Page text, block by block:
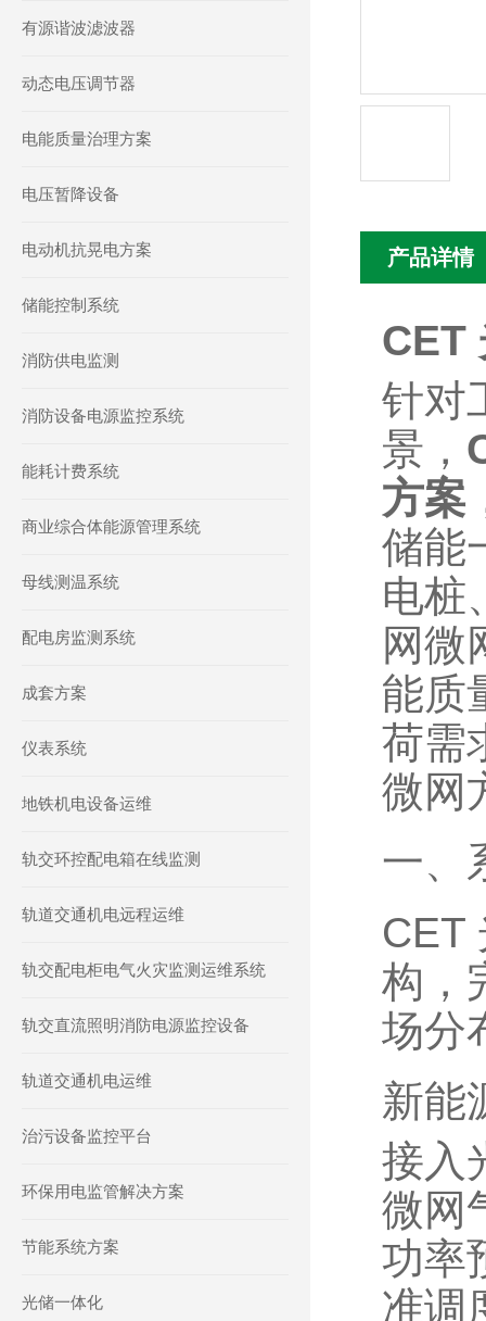
有源谐波滤波器
动态电压调节器
电能质量治理方案
电压暂降设备
电动机抗晃电方案
储能控制系统
消防供电监测
消防设备电源监控系统
能耗计费系统
商业综合体能源管理系统
母线测温系统
配电房监测系统
成套方案
仪表系统
地铁机电设备运维
轨交环控配电箱在线监测
轨道交通机电远程运维
轨交配电柜电气火灾监测运维系统
轨交直流照明消防电源监控设备
轨道交通机电运维
治污设备监控平台
环保用电监管解决方案
节能系统方案
光储一体化
产品详情
CET
针对
景，
方案
储能
电桩
网微
能质
荷需
微网
一、
CET
构，
场分
新能
接入
微网
功率
准调